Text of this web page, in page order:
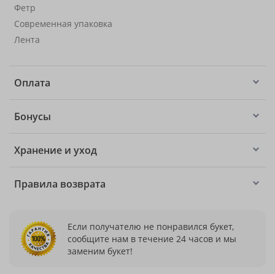
Фетр
Современная упаковка
Лента
Оплата
Бонусы
Хранение и уход
Правила возврата
Если получателю не понравился букет,
сообщите нам в течение 24 часов и мы
заменим букет!